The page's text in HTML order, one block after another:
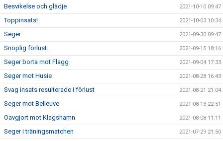
Besvikelse och glädje 2021-10-10 09:47
Toppinsats! 2021-10-03 10:34
Seger 2021-09-30 09:47
Snöplig förlust.. 2021-09-15 18:16
Seger borta mot Flagg 2021-09-04 17:33
Seger mot Husie 2021-08-28 16:43
Svag insats resulterade i förlust 2021-08-21 21:04
Seger mot Belleuve 2021-08-13 22:51
Oavgjort mot Klagshamn 2021-08-08 11:11
Seger i träningsmatchen 2021-07-29 21:50